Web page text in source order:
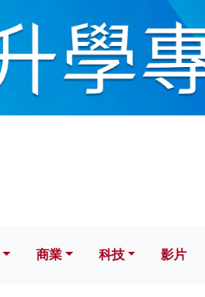
科技 影片
商業 科技 影片